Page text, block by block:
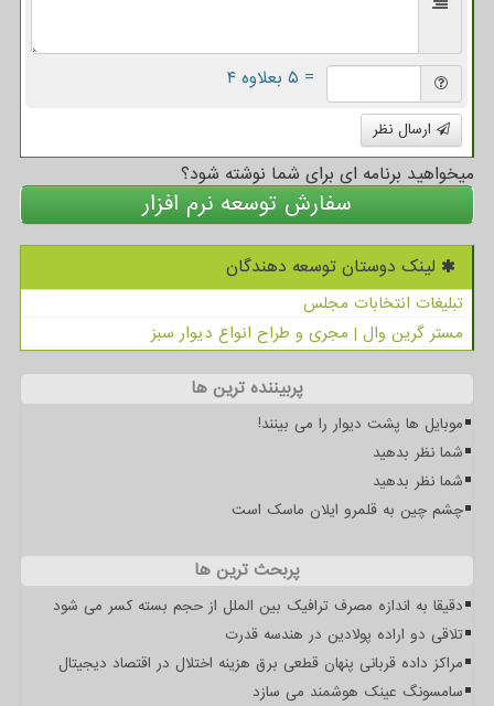
= ۵ بعلاوه ۴
ارسال نظر
میخواهید برنامه ای برای شما نوشته شود؟
سفارش توسعه نرم افزار
لینک دوستان توسعه دهندگان
تبلیغات انتخابات مجلس
مستر گرین وال | مجری و طراح انواع دیوار سبز
پربیننده ترین ها
موبایل ها پشت دیوار را می بینند!
شما نظر بدهید
شما نظر بدهید
چشم چین به قلمرو ایلان ماسک است
پربحث ترین ها
دقیقا به اندازه مصرف ترافیک بین الملل از حجم بسته کسر می شود
تلاقی دو اراده پولادین در هندسه قدرت
مراکز داده قربانی پنهان قطعی برق هزینه اختلال در اقتصاد دیجیتال
سامسونگ عینک هوشمند می سازد